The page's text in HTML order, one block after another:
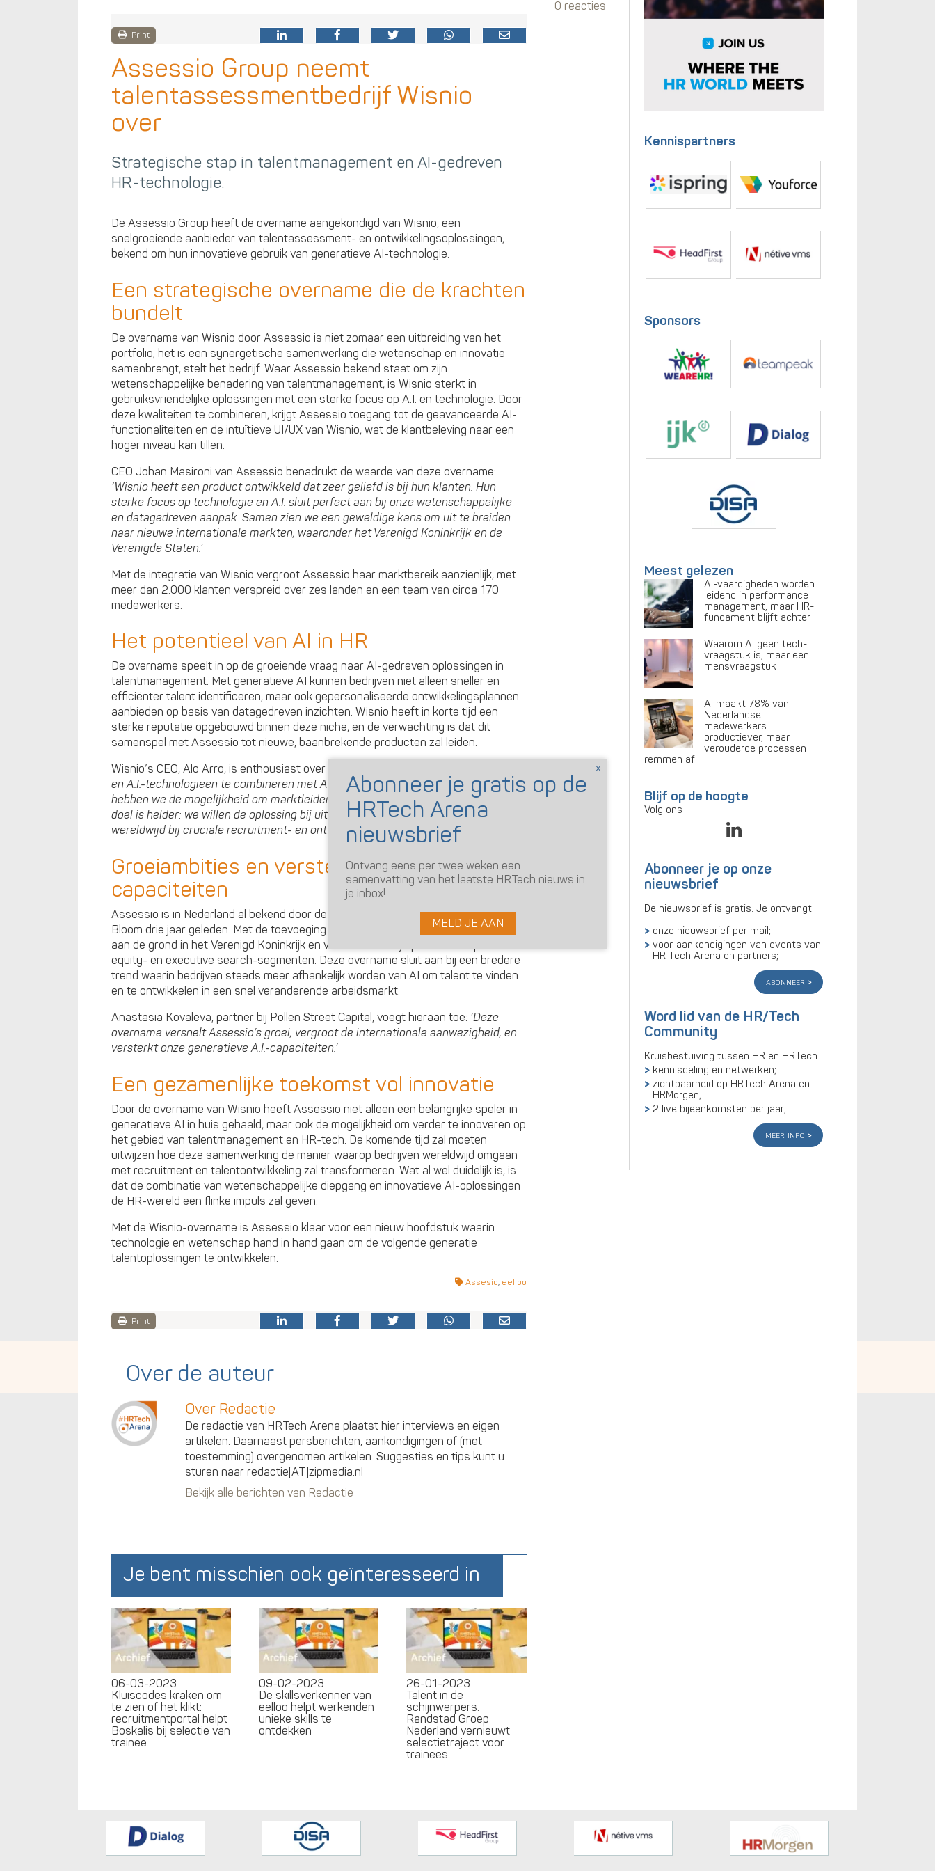
0 reacties
Print
Assessio Group neemt
talentassessmentbedrijf Wisnio
over
Strategische stap in talentmanagement en AI-gedreven
HR-technologie.
De Assessio Group heeft de overname aangekondigd van Wisnio, een
snelgroeiende aanbieder van talentassessment- en ontwikkelingsoplossingen,
bekend om hun innovatieve gebruik van generatieve AI-technologie.
Een strategische overname die de krachten
bundelt
De overname van Wisnio door Assessio is niet zomaar een uitbreiding van het
portfolio; het is een synergetische samenwerking die wetenschap en innovatie
samenbrengt, stelt het bedrijf. Waar Assessio bekend staat om zijn
wetenschappelijke benadering van talentmanagement, is Wisnio sterkt in
gebruiksvriendelijke oplossingen met een sterke focus op A.I. en technologie. Door
deze kwaliteiten te combineren, krijgt Assessio toegang tot de geavanceerde AI-
functionaliteiten en de intuïtieve UI/UX van Wisnio, wat de klantbeleving naar een
hoger niveau kan tillen.
CEO Johan Masironi van Assessio benadrukt de waarde van deze overname:
‘Wisnio heeft een product ontwikkeld dat zeer geliefd is bij hun klanten. Hun
sterke focus op technologie en A.I. sluit perfect aan bij onze wetenschappelijke
en datagedreven aanpak. Samen zien we een geweldige kans om uit te breiden
naar nieuwe internationale markten, waaronder het Verenigd Koninkrijk en de
Verenigde Staten.’
Met de integratie van Wisnio vergroot Assessio haar marktbereik aanzienlijk, met
meer dan 2.000 klanten verspreid over zes landen en een team van circa 170
medewerkers.
Het potentieel van AI in HR
De overname speelt in op de groeiende vraag naar AI-gedreven oplossingen in
talentmanagement. Met generatieve AI kunnen bedrijven niet alleen sneller en
efficiënter talent identificeren, maar ook gepersonaliseerde ontwikkelingsplannen
aanbieden op basis van datagedreven inzichten. Wisnio heeft in korte tijd een
sterke reputatie opgebouwd binnen deze niche, en de verwachting is dat dit
samenspel met Assessio tot nieuwe, baanbrekende producten zal leiden.
Wisnio’s CEO, Alo Arro, is enthousiast over de toekomst:
en A.I.-technologieën te combineren met Assessio’s wetenschappelijke middelen,
hebben we de mogelijkheid om marktleider te worden in onze segmenten. Ons
doel is helder: we willen de oplossing bij uitstek zijn voor bedrijfsleiders
wereldwijd bij cruciale recruitment- en ontwikkelingsbeslissingen.’
Groeiambities en versterking van AI-
capaciteiten
Assessio is in Nederland al bekend door de overname van eelloo door Assessio
Bloom drie jaar geleden. Met de toevoeging van Wisnio zet het bedrijf nu ook voet
aan de grond in het Verenigd Koninkrijk en versterkt het zijn positie in de private
equity- en executive search-segmenten. Deze overname sluit aan bij een bredere
trend waarin bedrijven steeds meer afhankelijk worden van AI om talent te vinden
en te ontwikkelen in een snel veranderende arbeidsmarkt.
Anastasia Kovaleva, partner bij Pollen Street Capital, voegt hieraan toe: ‘Deze
overname versnelt Assessio’s groei, vergroot de internationale aanwezigheid, en
versterkt onze generatieve A.I.-capaciteiten.’
Een gezamenlijke toekomst vol innovatie
Door de overname van Wisnio heeft Assessio niet alleen een belangrijke speler in
generatieve AI in huis gehaald, maar ook de mogelijkheid om verder te innoveren op
het gebied van talentmanagement en HR-tech. De komende tijd zal moeten
uitwijzen hoe deze samenwerking de manier waarop bedrijven wereldwijd omgaan
met recruitment en talentontwikkeling zal transformeren. Wat al wel duidelijk is, is
dat de combinatie van wetenschappelijke diepgang en innovatieve AI-oplossingen
de HR-wereld een flinke impuls zal geven.
Met de Wisnio-overname is Assessio klaar voor een nieuw hoofdstuk waarin
technologie en wetenschap hand in hand gaan om de volgende generatie
talentoplossingen te ontwikkelen.
Assesio, eelloo
Print
Over de auteur
Over Redactie
De redactie van HRTech Arena plaatst hier interviews en eigen
artikelen. Daarnaast persberichten, aankondigingen of (met
toestemming) overgenomen artikelen. Suggesties en tips kunt u
sturen naar redactie[AT]zipmedia.nl
Bekijk alle berichten van Redactie
Je bent misschien ook geïnteresseerd in
06-03-2023
Kluiscodes kraken om
te zien of het klikt:
recruitmentportal helpt
Boskalis bij selectie van
trainee...
09-02-2023
De skillsverkenner van
eelloo helpt werkenden
unieke skills te
ontdekken
26-01-2023
Talent in de
schijnwerpers.
Randstad Groep
Nederland vernieuwt
selectietraject voor
trainees
Kennispartners
Sponsors
Meest gelezen
AI-vaardigheden worden
leidend in performance
management, maar HR-
fundament blijft achter
Waarom AI geen tech-
vraagstuk is, maar een
mensvraagstuk
AI maakt 78% van
Nederlandse
medewerkers
productiever, maar
verouderde processen
remmen af
Blijf op de hoogte
Volg ons
Abonneer je op onze
nieuwsbrief
De nieuwsbrief is gratis. Je ontvangt:
onze nieuwsbrief per mail;
voor-aankondigingen van events van
HR Tech Arena en partners;
abonneer
Word lid van de HR/Tech
Community
Kruisbestuiving tussen HR en HRTech:
kennisdeling en netwerken;
zichtbaarheid op HRTech Arena en
HRMorgen;
2 live bijeenkomsten per jaar;
meer info
Ontvang eens per twee weken een
samenvatting van het laatste HRTech nieuws in
je inbox!
MELD JE AAN